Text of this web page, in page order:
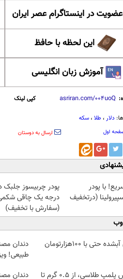
عضویت در اینستاگرام عصر ایران
این لحظه با حافظ
آموزش زبان انگلیسی
کپی لینک
دلار ، طلا ، سکه
صفحه اول ارسال به دوستان
با پودر
(درتخفیف
پودر چربیسوز
درجه یک چاقی
(سفارش با تخفیف)
وب
با ۱۰۰هزارتومان
دندان
طبیعی!
خرید شمش پلمپ طلاسی، از ۰.۵ گرم تا
دندان